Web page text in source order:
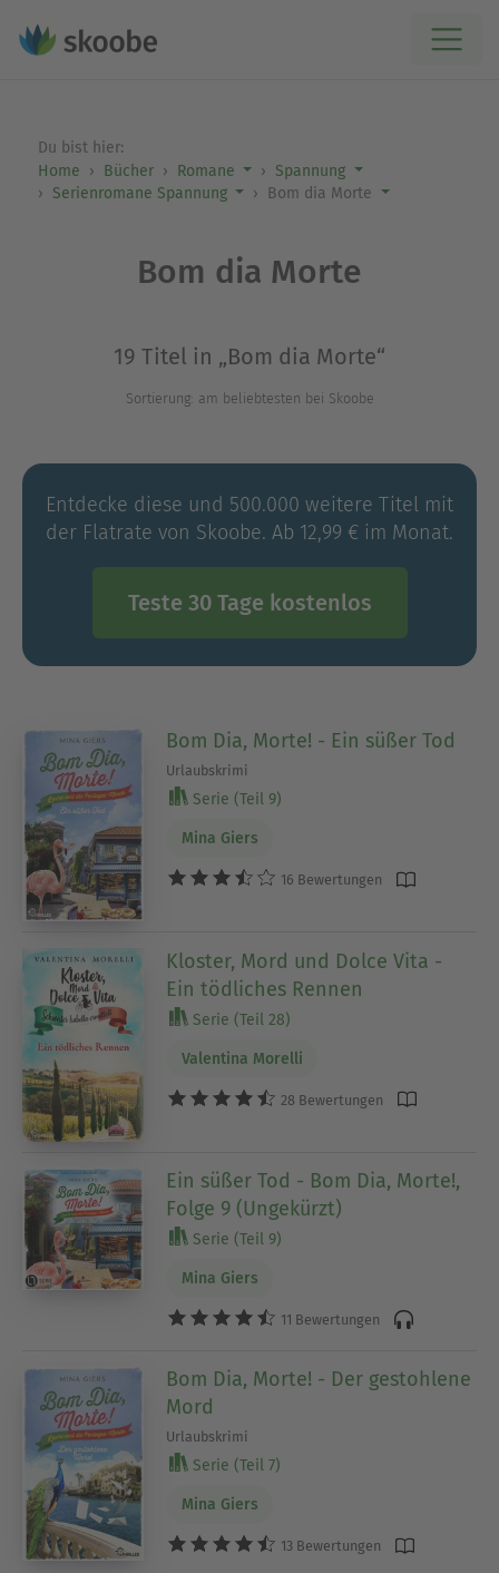
Du bist hier:
Home
Bücher Romane
Spannung
Serienromane Spannung
Bom dia Morte
Bom dia Morte
19 Titel in „Bom dia Morte“
Sortierung: am beliebtesten bei Skoobe
Entdecke diese und 500.000 weitere Titel mit
der Flatrate von Skoobe. Ab 12,99 € im Monat.
Teste 30 Tage kostenlos
Bom Dia, Morte! - Ein süßer Tod
Urlaubskrimi
Serie (Teil 9)
Mina Giers
16 Bewertungen
Kloster, Mord und Dolce Vita -
Ein tödliches Rennen
Serie (Teil 28)
Valentina Morelli
28 Bewertungen
Ein süßer Tod - Bom Dia, Morte!,
Folge 9 (Ungekürzt)
Serie (Teil 9)
Mina Giers
11 Bewertungen
Bom Dia, Morte! - Der gestohlene
Mord
Urlaubskrimi
Serie (Teil 7)
Mina Giers
13 Bewertungen